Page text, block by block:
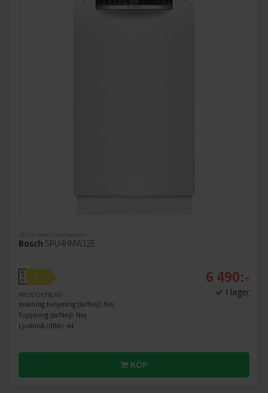
45 cm bred diskmaskin
Bosch SPU4HMW12E
A
↑
G
D
PRODUKTBLAD
Invändig belysning (Ja/Nej): Nej
Toppkorg (Ja/Nej): Nej
Ljudnivå (dBA): 44
6 490:-
I lager
KÖP